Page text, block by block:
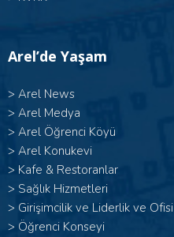
Arel’de Yaşam
> Arel News
> Arel Medya
> Arel Öğrenci Köyü
> Arel Konukevi
> Kafe & Restoranlar
> Sağlık Hizmetleri
> Girişimcilik ve Liderlik ve Ofisi
> Öğrenci Konseyi